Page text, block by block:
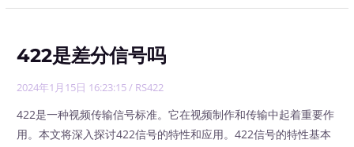
422是差分信号吗
2024年1月15日 16:23:15/ RS422
422是一种视频传输信号标准。它在视频制作和传输中起着重要作
用。本文将深入探讨422信号的特性和应用。422信号的特性基本